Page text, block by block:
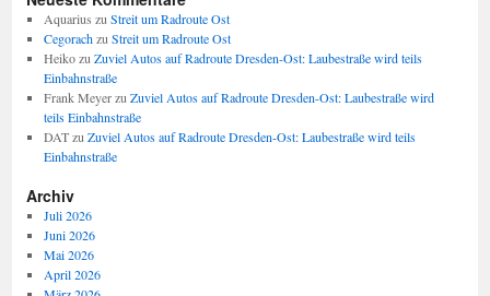
Aquarius zu Streit um Radroute Ost
Cegorachzu Streit um Radroute Ost
Heikozu Zuviel Autos auf Radroute Dresden-Ost: Laubestraße wird teils
Einbahnstraße
Frank Meyerzu Zuviel Autos auf Radroute Dresden-Ost: Laubestraße wird
teils Einbahnstraße
DATzu Zuviel Autos auf Radroute Dresden-Ost: Laubestraße wird teils
Einbahnstraße
Archiv
Juli 2026
Juni 2026
Mai 2026
April 2026